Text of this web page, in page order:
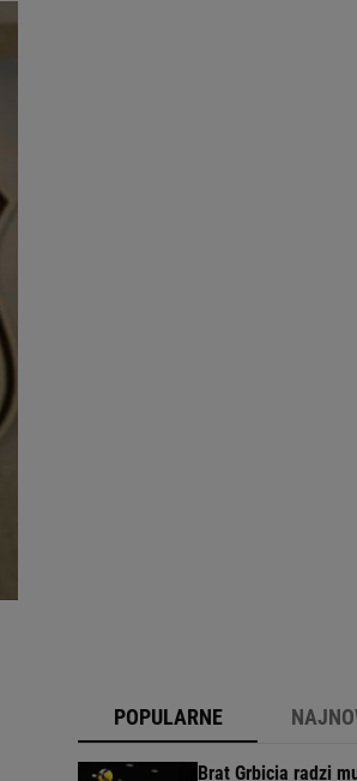
POPULARNE
Brat Grbicia radzi